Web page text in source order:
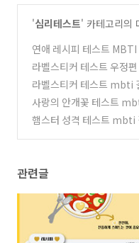
'심리테스트' 카테고리의
연애 레시피 테스트
크 (1)
라벨스티커 테스트 우정
크 케이테스트
(0)
라벨스티커 테스트 mbti
(0)
사랑의 안개꽃 테스트
햄스터 성격 테스트 mbti
관련글